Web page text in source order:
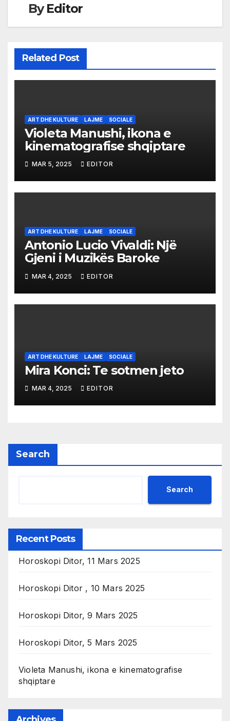
ByEditor
Related Post
ART DHE KULTURE LAJME SOCIALE
Violeta Manushi, ikona e
kinematografise shqiptare
MAR 5, 2025 EDITOR
ART DHE KULTURE LAJME SOCIALE
Antonio Lucio Vivaldi: Një
Gjeni i Muzikës Baroke
MAR 4, 2025 EDITOR
ART DHE KULTURE LAJME SOCIALE
Mira Konci: Te sotmen jeto
MAR 4, 2025 EDITOR
Search
Search
Recent Posts
Horoskopi Ditor, 11 Mars 2025
Horoskopi Ditor , 10 Mars 2025
Horoskopi Ditor, 9 Mars 2025
Horoskopi Ditor, 5 Mars 2025
Violeta Manushi, ikona e kinematografise
shqiptare